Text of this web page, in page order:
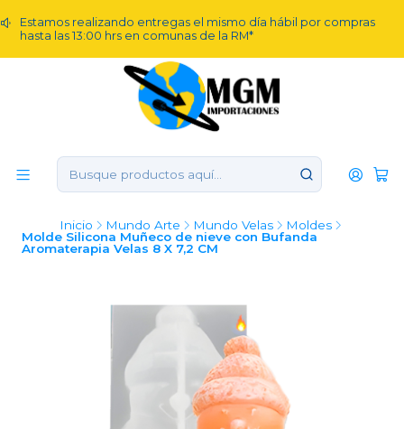
Estamos realizando entregas el mismo día hábil por compras
hasta las 13:00 hrs en comunas de la RM*
Inicio Mundo Arte Mundo Velas
Moldes
Molde Silicona Muñeco de nieve con Bufanda
Aromaterapia Velas 8 X 7,2 CM